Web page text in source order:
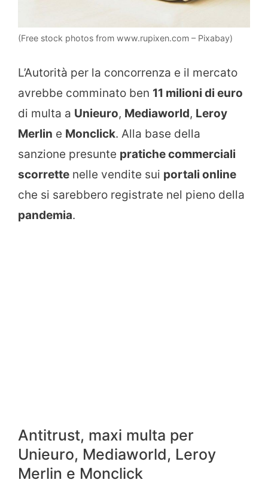
(Free stock photos from www.rupixen.com – Pixabay)
L’Autorità per la concorrenza e il mercato
avrebbe comminato ben 11 milioni di euro
di multa a Unieuro, Mediaworld, Leroy
Merlin e Monclick. Alla base della
sanzione presunte pratiche commerciali
scorrette nelle vendite sui portali online
che si sarebbero registrate nel pieno della
pandemia.
Antitrust, maxi multa per
Unieuro, Mediaworld, Leroy
Merlin e Monclick